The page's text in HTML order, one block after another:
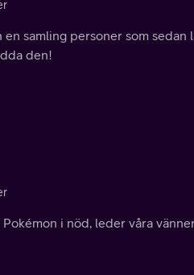
en samling personer som
den!
i nöd, leder våra